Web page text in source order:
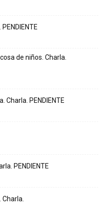
de niños. Charla.
Charla. PENDIENTE
PENDIENTE